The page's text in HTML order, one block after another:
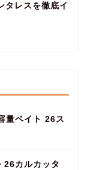
タレスを徹底イ
量ベイト 26ス
26カルカッタ